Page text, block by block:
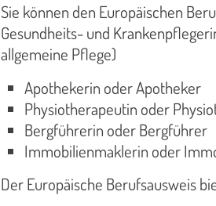
Sie können den Europäischen
Gesundheits- und
allgemeine Pflege)
Apothekerin oder Apotheker
Physiotherapeutin oder
Bergführerin oder Bergführer
Immobilienmaklerin oder
Der Europäische Berufsausweis